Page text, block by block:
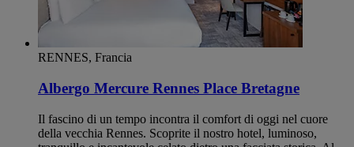
RENNES, Francia
Albergo Mercure Rennes Place Bretagne
Il fascino di un tempo incontra il comfort di oggi nel cuore
della vecchia Rennes. Scoprite il nostro hotel, luminoso,